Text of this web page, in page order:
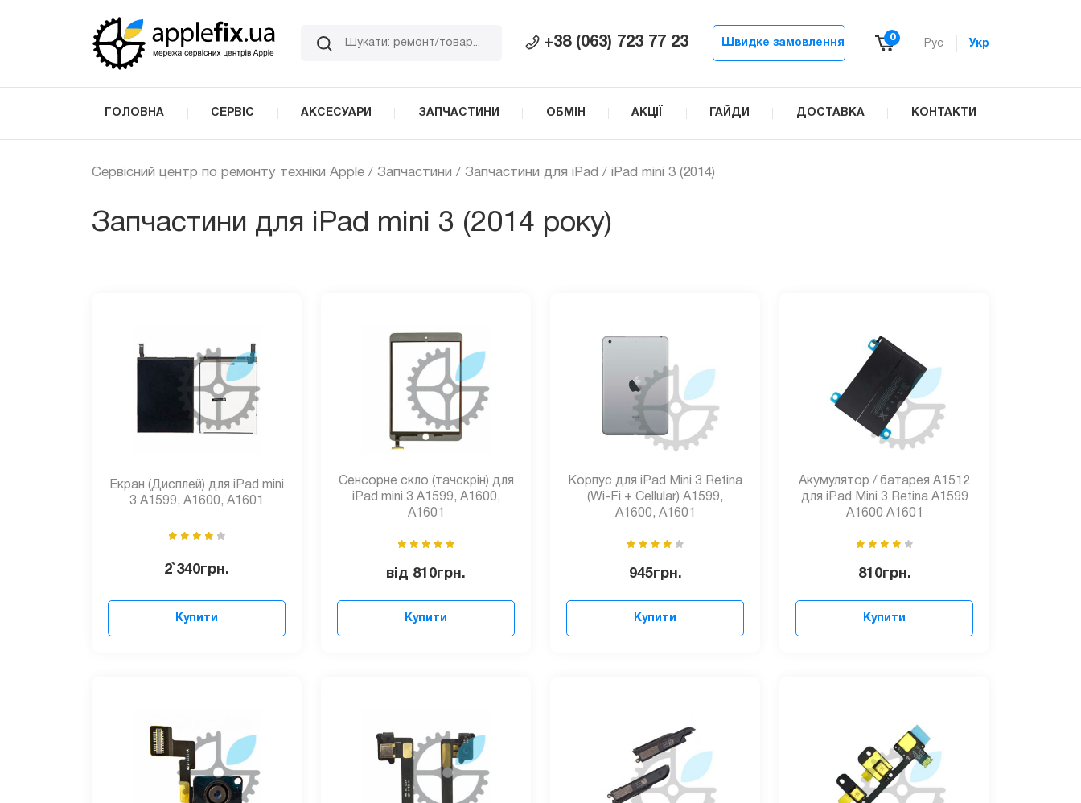
+38 (063) 723 77 23 Швидке замовлення
0
Рус Укр
ГОЛОВНА СЕРВІС АКСЕСУАРИ ЗАПЧАСТИНИ ОБМІН АКЦІЇ ГАЙДИ ДОСТАВКА КОНТАКТИ
Сервісний центр по ремонту техніки Apple / Запчастини / Запчастини для iPad / iPad mini 3 (2014)
Запчастини для iPad mini 3 (2014 року)
Екран (Дисплей) для iPad mini
3 A1599, A1600, A1601
2`340грн.
Купити
Сенсорне скло (тачскрін) для
iPad mini 3 A1599, A1600,
A1601
від 810грн.
Купити
Корпус для iPad Mini 3 Retina
(Wi-Fi + Cellular) A1599,
A1600, A1601
945грн.
Купити
Акумулятор / батарея A1512
для iPad Mini 3 Retina A1599
A1600 A1601
810грн.
Купити